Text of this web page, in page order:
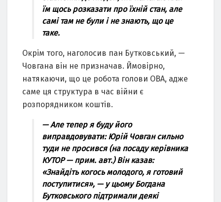
їм щось розказати про їхній стан, але
самі там не були і не знають, що це
таке.
Окрім того, наголосив пан Бутковський, —
Човгана він не призначав. Ймовірно,
натякаючи, що це робота голови ОВА, адже
саме ця структура в час війни є
розпорядником коштів.
— Але тепер я буду його
виправдовувати: Юрій Човган сильно
туди не просився (на посаду керівника
КУТОР — прим. авт.) Він казав:
«Знайдіть когось молодого, я готовий
поступитися», — у цьому Богдана
Бутковського підтримали деякі